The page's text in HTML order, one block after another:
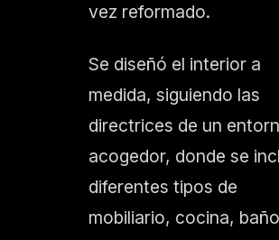
vez reformado.
Se diseñó el interior a
medida, siguiendo las
directrices de un
acogedor, donde se
diferentes tipos de
mobiliario, cocina,